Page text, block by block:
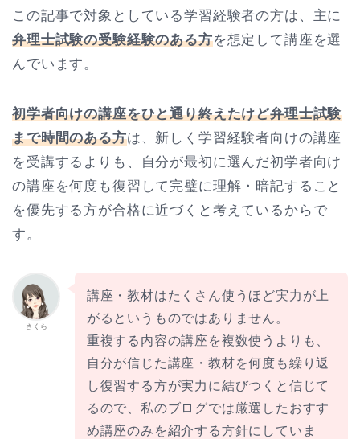
この記事で対象としている学習経験者の方は、主に
弁理士試験の受験経験のある方を想定して講座を選
んでいます。
初学者向けの講座をひと通り終えたけど弁理士試験
まで時間のある方は、新しく学習経験者向けの講座
を受講するよりも、自分が最初に選んだ初学者向け
の講座を何度も復習して完璧に理解・暗記すること
を優先する方が合格に近づくと考えているからで
す。
さくら
講座・教材はたくさん使うほど実力が上
がるというものではありません。
重複する内容の講座を複数使うよりも、
自分が信じた講座・教材を何度も繰り返
し復習する方が実力に結びつくと信じて
るので、私のブログでは厳選したおすす
め講座のみを紹介する方針にしていま